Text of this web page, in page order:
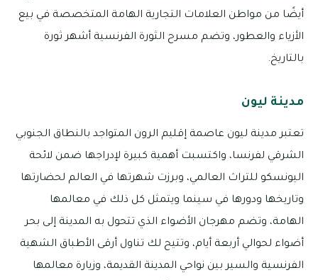
أيضًا من مواطن العلامات التجارية الهامة المتخصصة في بيع
الأزياء والعطور، وتضم مسرح الثورة الفرنسية أشهر ثورة
بالتاريخ.
مدينة ليون
تعتبر مدينة ليون عاصمة إقليم الرون المتواجد بالنطاق الجنوبي
الشرقي لفرنسا، واكتسبت أهمية كبيرة لإدراجها ضمن لائحة
اليونسكو للتراث العالمي، وبرزت شهرتها في العالم لحضارتها
وتاريخها ودورها في سينما ويتمثل كل ذلك في معالمها
الهامة، وتضم مهرجان الأضواء الذي تتحول به المدينة إلى بحر
أضواء لحوالي أربعة أيام، وتتيح لك تناول أرقى الأطباق الشهية
الفرنسية والسير بين نواحي المدينة القديمة، وزيارة معالمها